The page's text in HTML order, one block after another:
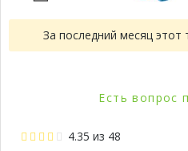
За последний месяц этот
Есть вопрос
4.35 из 48